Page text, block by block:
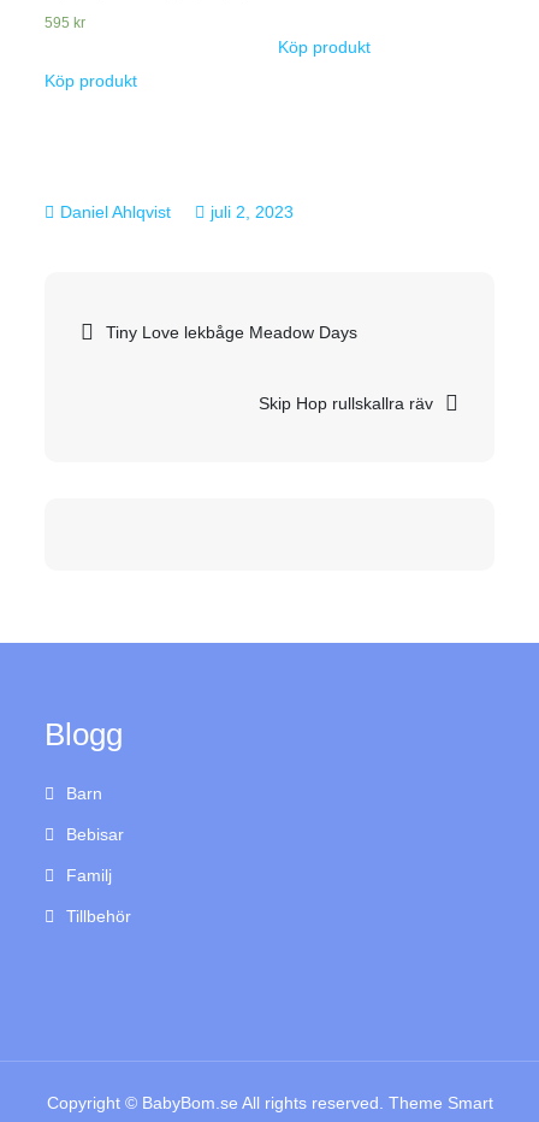
595 kr
Köp produkt
Köp produkt
juli 2, 2023
Inläggsnavigering
Tiny Love lekbåge Meadow Days
Skip Hop rullskallra räv
Blogg
Barn
Bebisar
Familj
Tillbehör
Copyright © BabyBom.se All rights reserved. Theme Smart